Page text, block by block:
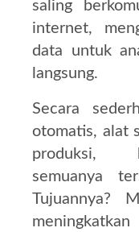
saling
internet,
data untuk
langsung.
Secara
otomatis, alat
produksi,
semuanya
Tujuannya?